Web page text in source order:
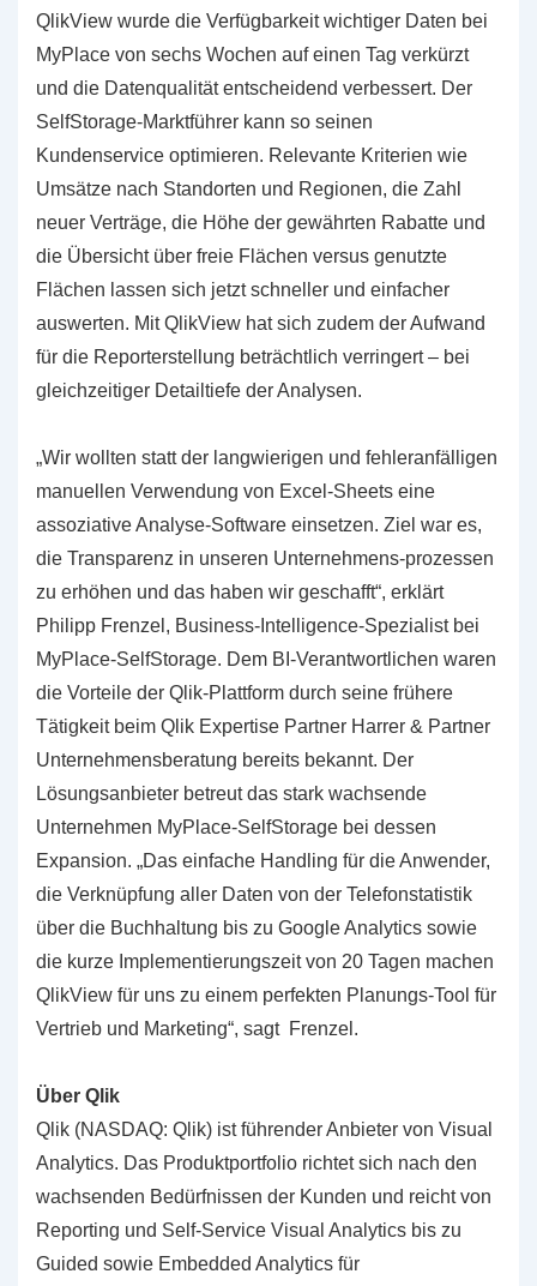
QlikView wurde die Verfügbarkeit wichtiger Daten bei
MyPlace von sechs Wochen auf einen Tag verkürzt
und die Datenqualität entscheidend verbessert. Der
SelfStorage-Marktführer kann so seinen
Kundenservice optimieren. Relevante Kriterien wie
Umsätze nach Standorten und Regionen, die Zahl
neuer Verträge, die Höhe der gewährten Rabatte und
die Übersicht über freie Flächen versus genutzte
Flächen lassen sich jetzt schneller und einfacher
auswerten. Mit QlikView hat sich zudem der Aufwand
für die Reporterstellung beträchtlich verringert – bei
gleichzeitiger Detailtiefe der Analysen.
„Wir wollten statt der langwierigen und fehleranfälligen
manuellen Verwendung von Excel-Sheets eine
assoziative Analyse-Software einsetzen. Ziel war es,
die Transparenz in unseren Unternehmens-prozessen
zu erhöhen und das haben wir geschafft“, erklärt
Philipp Frenzel, Business-Intelligence-Spezialist bei
MyPlace-SelfStorage. Dem BI-Verantwortlichen waren
die Vorteile der Qlik-Plattform durch seine frühere
Tätigkeit beim Qlik Expertise Partner Harrer & Partner
Unternehmensberatung bereits bekannt. Der
Lösungsanbieter betreut das stark wachsende
Unternehmen MyPlace-SelfStorage bei dessen
Expansion. „Das einfache Handling für die Anwender,
die Verknüpfung aller Daten von der Telefonstatistik
über die Buchhaltung bis zu Google Analytics sowie
die kurze Implementierungszeit von 20 Tagen machen
QlikView für uns zu einem perfekten Planungs-Tool für
Vertrieb und Marketing“, sagt Frenzel.
Über Qlik
Qlik (NASDAQ: Qlik) ist führender Anbieter von Visual
Analytics. Das Produktportfolio richtet sich nach den
wachsenden Bedürfnissen der Kunden und reicht von
Reporting und Self-Service Visual Analytics bis zu
Guided sowie Embedded Analytics für